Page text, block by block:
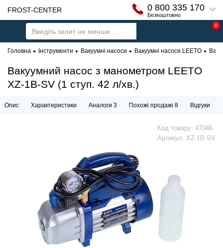
FROST-CENTER 0 800 335 170
Безкоштовно
0
Головна Інструменти Вакуумні насоси Вакуумні насоси LEETO
Вакуумний насос з манометром LEETO
XZ-1B-SV (1 ступ. 42 л/хв.)
Опис Характеристики Аналоги 3 Похожі продажі 8 Відгуки
Код товару: 47046
Артикул: XZ-1B-SV